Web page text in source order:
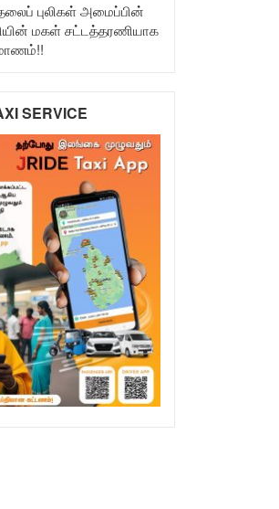
புலிகள் அமைப்பின்
மகள் சட்டத்தரணியாக
SERVICE